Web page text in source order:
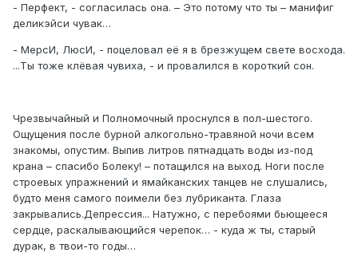
- Перфект, - согласилась она. – Это потому что ты – манифиг
деликэйси чувак…
- МерсИ, ЛюсИ, - поцеловал её я в брезжущем свете восхода.
...Ты тоже клёвая чувиха, - и провалился в короткий сон.
Чрезвычайный и Полномочный проснулся в пол-шестого.
Ощущения после бурной алкогольно-травяной ночи всем
знакомы, опустим. Выпив литров пятнадцать воды из-под
крана – спасибо Болеку! – потащился на выход. Ноги после
строевых упражнений и ямайканских танцев не слушались,
будто меня самого поимели без лубриканта. Глаза
закрывались.Депрессия... Натужно, с перебоями бьющееся
сердце, раскалывающийся черепок… - куда ж ты, старый
дурак, в твои-то годы…